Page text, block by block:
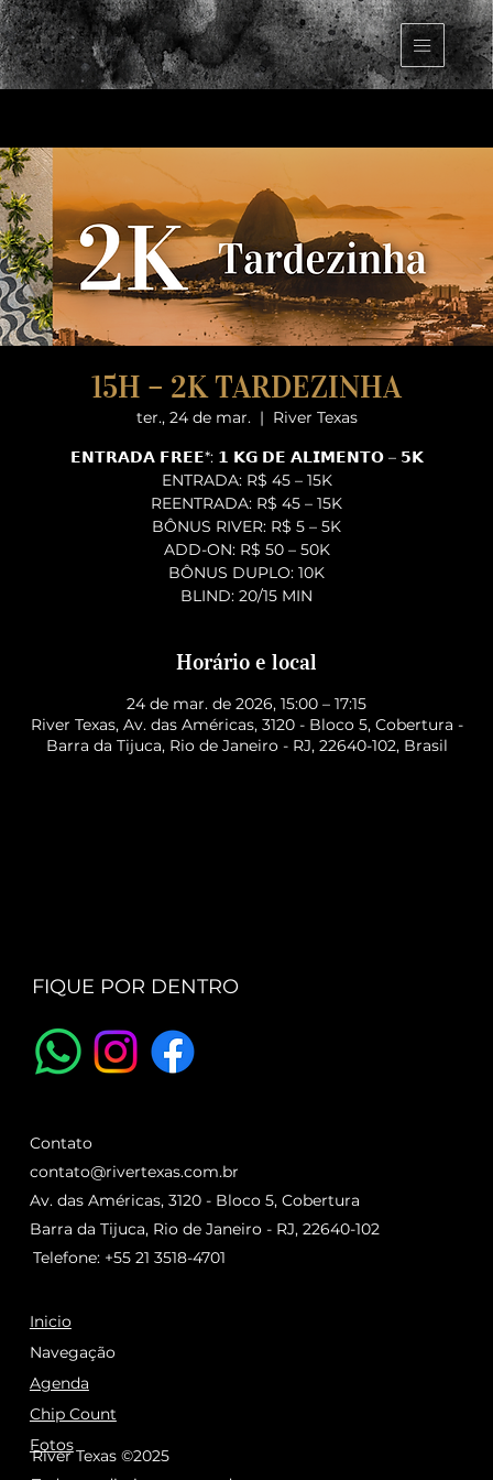
15H – 2K TARDEZINHA
ter., 24 de mar.
  |
River Texas
𝗘𝗡𝗧𝗥𝗔𝗗𝗔 𝗙𝗥𝗘𝗘*: 𝟭 𝗞𝗚 𝗗𝗘 𝗔𝗟𝗜𝗠𝗘𝗡𝗧𝗢 – 𝟱𝗞
ENTRADA: R$ 45 – 15K
REENTRADA: R$ 45 – 15K
BÔNUS RIVER: R$ 5 – 5K
ADD-ON: R$ 50 – 50K
BÔNUS DUPLO: 10K
BLIND: 20/15 MIN
Horário e local
24 de mar. de 2026, 15:00 – 17:15
River Texas, Av. das Américas, 3120 - Bloco 5, Cobertura -
Barra da Tijuca, Rio de Janeiro - RJ, 22640-102, Brasil
FIQUE POR DENTRO
Inicio
Agenda
Chip Count
Navegação
Fotos
River Texas ©2025
Contato
contato@rivertexas.com.br
Telefone: +55 21 3518-4701
Av. das Américas, 3120 - Bloco 5, Cobertura
Barra da Tijuca, Rio de Janeiro - RJ, 22640-102